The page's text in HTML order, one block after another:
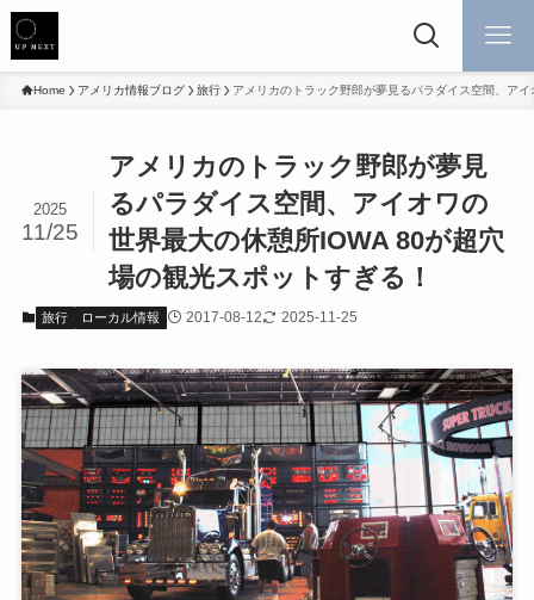
Home アメリカ情報ブログ 旅行 アメリカのトラック野郎が夢見るパラダイス空間、ア
アメリカのトラック野郎が夢見
るパラダイス空間、アイオワの
世界最大の休憩所IOWA 80が超穴
場の観光スポットすぎる！
2025
11/25
旅行 ローカル情報 2017-08-12 2025-11-25